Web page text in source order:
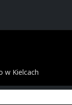
w Kielcach